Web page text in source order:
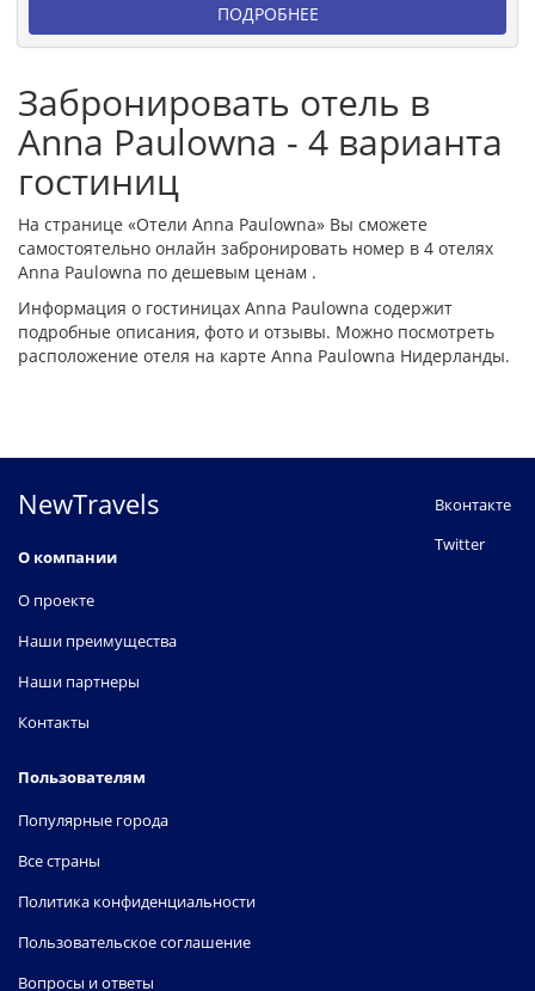
ПОДРОБНЕЕ
Забронировать отель в
Anna Paulowna - 4 варианта
гостиниц
На странице «Отели Anna Paulowna» Вы сможете
самостоятельно онлайн забронировать номер в 4 отелях
Anna Paulowna по дешевым ценам .
Информация о гостиницах Anna Paulowna содержит
подробные описания, фото и отзывы. Можно посмотреть
расположение отеля на карте Anna Paulowna Нидерланды.
NewTravels
О компании
О проекте
Наши преимущества
Наши партнеры
Контакты
Пользователям
Популярные города
Все страны
Политика конфиденциальности
Пользовательское соглашение
Вопросы и ответы
Вконтакте
Twitter